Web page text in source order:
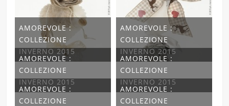
AMOREVOLE :
COLLEZIONE
INVERNO 2015
AMOREVOLE :
COLLEZIONE
INVERNO 2015
AMOREVOLE :
COLLEZIONE
INVERNO 2015
AMOREVOLE :
COLLEZIONE
INVERNO 2015
AMOREVOLE :
COLLEZIONE
AMOREVOLE :
COLLEZIONE